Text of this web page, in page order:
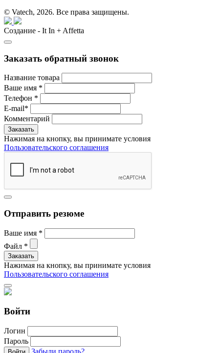
© Vatech, 2026. Все права защищены.
Создание - It In + Affetta
Заказать обратный звонок
Название товара
Ваше имя *
Телефон *
E-mail*
Комментарий
Нажимая на кнопку, вы принимате условия
Пользовательского соглашения
Отправить резюме
Ваше имя *
Файл *
Нажимая на кнопку, вы принимате условия
Пользовательского соглашения
Войти
Логин
Пароль